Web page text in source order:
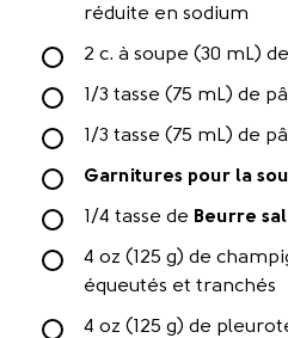
réduite en sodium
2 c. à soupe (30 mL)
1/3 tasse (75 mL) de
1/3 tasse (75 mL) de
Garnitures pour la
1/4 tasse de Beurre
4 oz (125 g) de
équeutés et tranchés
4 oz (125 g) de